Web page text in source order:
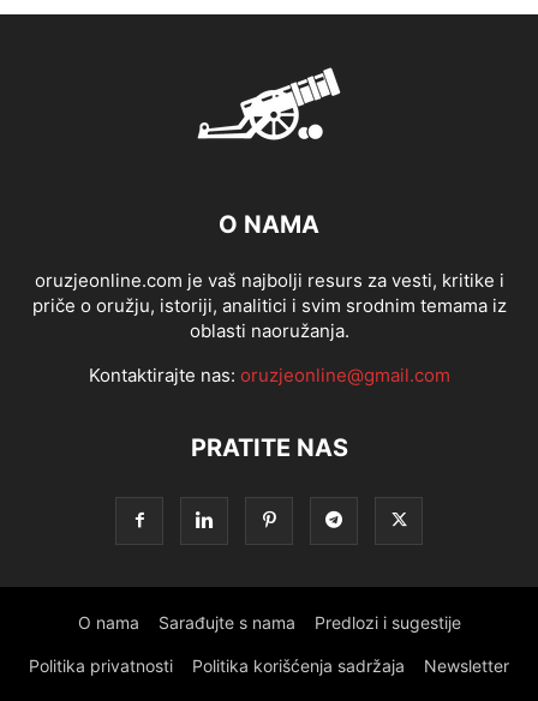
O NAMA
oruzjeonline.com je vaš najbolji resurs za vesti, kritike i
priče o oružju, istoriji, analitici i svim srodnim temama iz
oblasti naoružanja.
Kontaktirajte nas: oruzjeonline@gmail.com
PRATITE NAS
O nama Sarađujte s nama Predlozi i sugestije
Politika privatnosti Politika korišćenja sadržaja Newsletter